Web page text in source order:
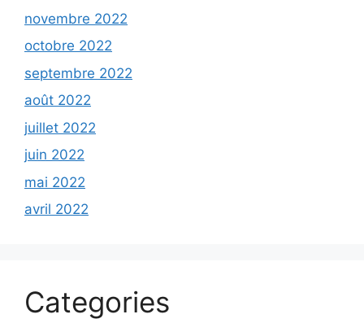
novembre 2022
octobre 2022
septembre 2022
août 2022
juillet 2022
juin 2022
mai 2022
avril 2022
Categories